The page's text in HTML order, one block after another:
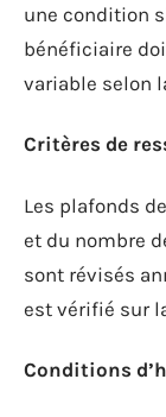
une condition
bénéficiaire
variable selon
Critères de
Les plafonds
et du nombre
sont révisés
est vérifié sur
Conditions